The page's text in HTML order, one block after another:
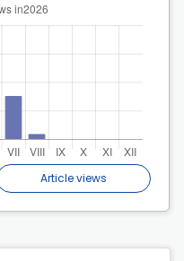
Article views